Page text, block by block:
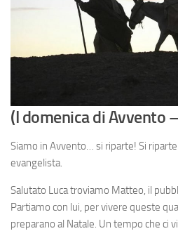
(I domenica di Avvento
Siamo in Avvento… si riparte! Si
evangelista.
Salutato Luca troviamo Matteo, il
Partiamo con lui, per vivere queste
preparano al Natale. Un tempo che ci